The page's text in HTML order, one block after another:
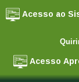
Acesso ao
Acesso